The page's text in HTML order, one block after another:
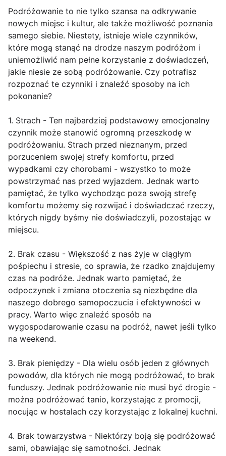
Podróżowanie to nie tylko szansa na odkrywanie
nowych miejsc i kultur, ale także możliwość poznania
samego siebie. Niestety, istnieje wiele czynników,
które mogą stanąć na drodze naszym podróżom i
uniemożliwić nam pełne korzystanie z doświadczeń,
jakie niesie ze sobą podróżowanie. Czy potrafisz
rozpoznać te czynniki i znaleźć sposoby na ich
pokonanie?
1. Strach - Ten najbardziej podstawowy emocjonalny
czynnik może stanowić ogromną przeszkodę w
podróżowaniu. Strach przed nieznanym, przed
porzuceniem swojej strefy komfortu, przed
wypadkami czy chorobami - wszystko to może
powstrzymać nas przed wyjazdem. Jednak warto
pamiętać, że tylko wychodząc poza swoją strefę
komfortu możemy się rozwijać i doświadczać rzeczy,
których nigdy byśmy nie doświadczyli, pozostając w
miejscu.
2. Brak czasu - Większość z nas żyje w ciągłym
pośpiechu i stresie, co sprawia, że rzadko znajdujemy
czas na podróże. Jednak warto pamiętać, że
odpoczynek i zmiana otoczenia są niezbędne dla
naszego dobrego samopoczucia i efektywności w
pracy. Warto więc znaleźć sposób na
wygospodarowanie czasu na podróż, nawet jeśli tylko
na weekend.
3. Brak pieniędzy - Dla wielu osób jeden z głównych
powodów, dla których nie mogą podróżować, to brak
funduszy. Jednak podróżowanie nie musi być drogie -
można podróżować tanio, korzystając z promocji,
nocując w hostalach czy korzystając z lokalnej kuchni.
4. Brak towarzystwa - Niektórzy boją się podróżować
sami, obawiając się samotności. Jednak